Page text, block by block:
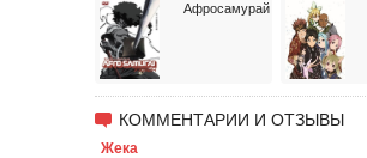
Афросамурай
КОММЕНТАРИИ И ОТЗЫВЫ
Жека